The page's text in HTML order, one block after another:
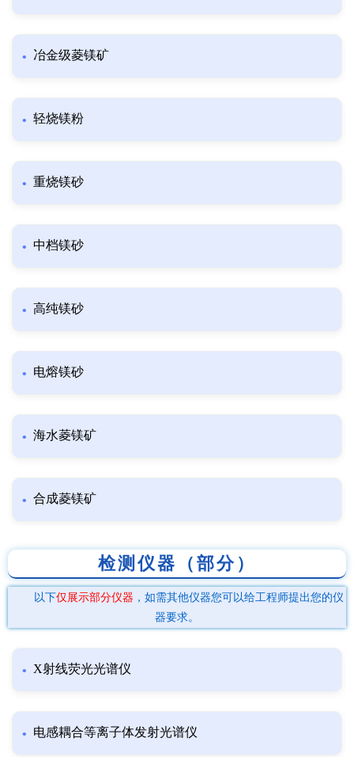
冶金级菱镁矿
轻烧镁粉
重烧镁砂
中档镁砂
高纯镁砂
电熔镁砂
海水菱镁矿
合成菱镁矿
检测仪器（部分）
以下仅展示部分仪器 ，如需其他仪器您可以给工程师提出您的仪
器要求。
X射线荧光光谱仪
电感耦合等离子体发射光谱仪